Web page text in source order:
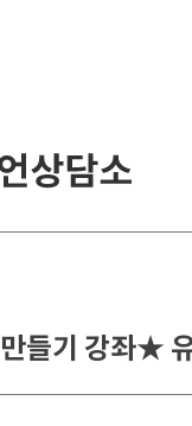
들기 강좌★